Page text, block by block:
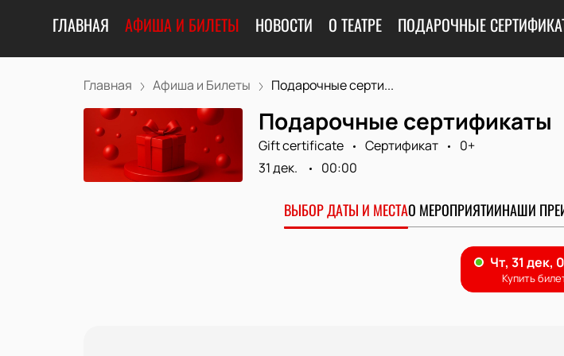
ГЛАВНАЯ АФИША И БИЛЕТЫ НОВОСТИ О ТЕАТРЕ ПОДАРОЧНЫЕ
Главная Афиша и Билеты Подарочные серти...
Подарочные сертификаты
Gift certificate Сертификат
0+
31 дек.
00:00
ВЫБОР ДАТЫ И МЕСТАО МЕРОПРИЯТИИНАШИ